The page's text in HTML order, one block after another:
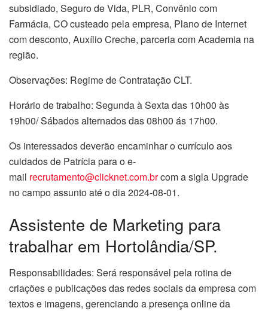
subsidiado, Seguro de Vida, PLR, Convênio com
Farmácia, CO custeado pela empresa, Plano de Internet
com desconto, Auxílio Creche, parceria com Academia na
região.
Observações: Regime de Contratação CLT.
Horário de trabalho: Segunda à Sexta das 10h00 às
19h00/ Sábados alternados das 08h00 ás 17h00.
Os interessados deverão encaminhar o currículo aos
cuidados de Patrícia para o e-
mail recrutamento@clicknet.com.brcom a sigla Upgrade
no campo assunto até o dia 2024-08-01.
Assistente de Marketing para
trabalhar em Hortolândia/SP.
Responsabilidades: Será responsável pela rotina de
criações e publicações das redes sociais da empresa com
textos e imagens, gerenciando a presença online da